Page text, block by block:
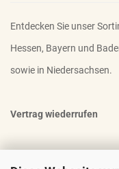
Entdecken Sie unser
Hessen, Bayern und
sowie in Niedersachsen.
Vertrag wiederrufen